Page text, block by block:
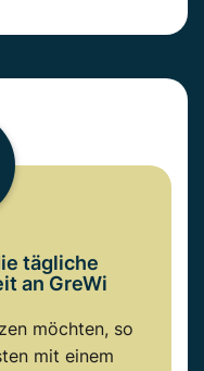
tägliche
an GreWi
möchten, so
mit einem